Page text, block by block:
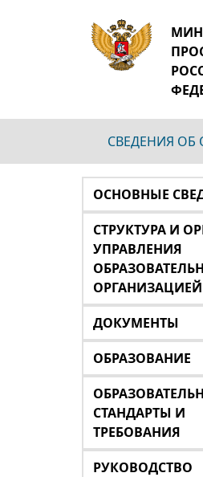
СВЕДЕНИЯ ОБ
ОСНОВНЫЕ
СТРУКТУРА И
УПРАВЛЕНИЯ
ОРГАНИЗАЦИЕЙ
ДОКУМЕНТЫ
ОБРАЗОВАНИЕ
СТАНДАРТЫ И
ТРЕБОВАНИЯ
РУКОВОДСТВО